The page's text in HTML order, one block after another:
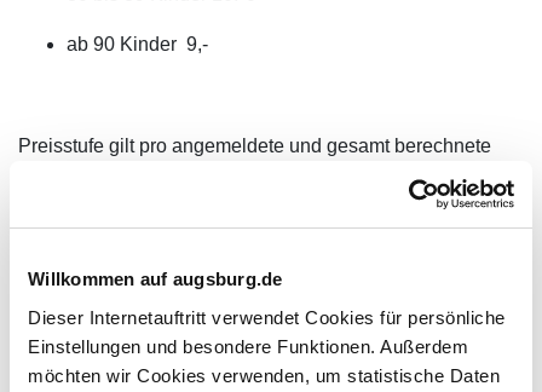
Willkommen auf augsburg.de
Dieser Internetauftritt verwendet Cookies für persönliche
Einstellungen und besondere Funktionen. Außerdem
möchten wir Cookies verwenden, um statistische Daten
ab 90 Kinder 9,-
Preisstufe gilt pro angemeldete und gesamt berechnete
Gruppe. Je 10 Kindern ist eine Begleitperson frei. Weitere
Gruppen-Buchungen in bereits fest geplante Vorstellungen
Termine, freie Platzkapazitäten und Preise erfragen Sie